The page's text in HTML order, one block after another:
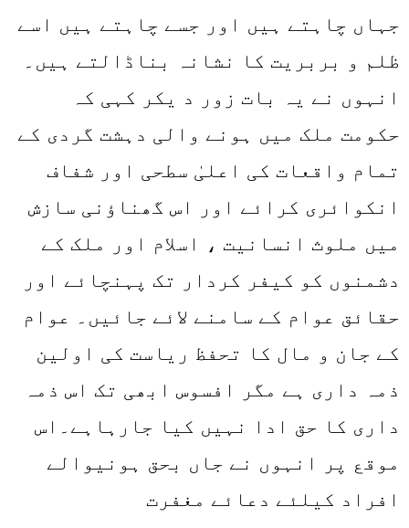
جہاں چاہتے ہیں اور جسے چاہتے ہیں اسے
ظلم و بربریت کا نشانہ بناڈالتے ہیں۔
انہوں نے یہ بات زور د یکر کہی کہ
حکومت ملک میں ہونے والی دہشت گردی کے
تمام واقعات کی اعلیٰ سطحی اور شفاف
انکوائری کرائے اور اس گھناؤنی سازش
میں ملوث انسانیت ، اسلام اور ملک کے
دشمنوں کو کیفر کردار تک پہنچائے اور
حقائق عوام کے سامنے لائے جائیں۔ عوام
کے جان و مال کا تحفظ ریاست کی اولین
ذمہ داری ہے مگر افسوس ابھی تک اس ذمہ
داری کا حق ادا نہیں کیا جارہاہے۔اس
موقع پر انہوں نے جاں بحق ہونیوالے
افراد کیلئے دعائے مغفرت